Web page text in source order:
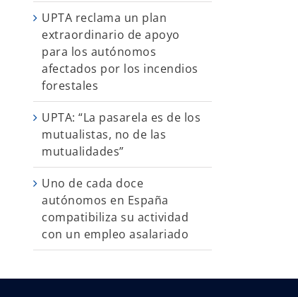
UPTA reclama un plan
extraordinario de apoyo
para los autónomos
afectados por los incendios
forestales
UPTA: “La pasarela es de los
mutualistas, no de las
mutualidades”
Uno de cada doce
autónomos en España
compatibiliza su actividad
con un empleo asalariado